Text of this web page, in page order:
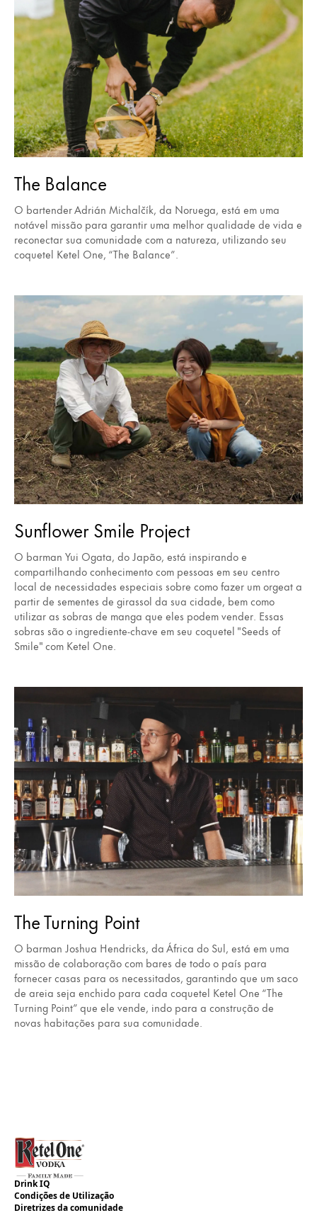
The Balance
O bartender Adrián Michalčík, da Noruega, está em uma
notável missão para garantir uma melhor qualidade de vida e
reconectar sua comunidade com a natureza, utilizando seu
coquetel Ketel One, “The Balance”.
Sunflower Smile Project
O barman Yui Ogata, do Japão, está inspirando e
compartilhando conhecimento com pessoas em seu centro
local de necessidades especiais sobre como fazer um orgeat a
partir de sementes de girassol da sua cidade, bem como
utilizar as sobras de manga que eles podem vender. Essas
sobras são o ingrediente-chave em seu coquetel "Seeds of
Smile" com Ketel One.
The Turning Point
O barman Joshua Hendricks, da África do Sul, está em uma
missão de colaboração com bares de todo o país para
fornecer casas para os necessitados, garantindo que um saco
de areia seja enchido para cada coquetel Ketel One “The
Turning Point” que ele vende, indo para a construção de
novas habitações para sua comunidade.
Drink IQ
Condições de Utilização
Diretrizes da comunidade